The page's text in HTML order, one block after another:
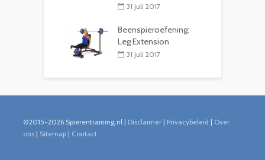
31 juli 2017
Beenspieroefening:
Leg Extension
31 juli 2017
©2015-2026 Spierentraining.nl | Disclaimer | Privacybeleid | Over
ons | Sitemap | Contact